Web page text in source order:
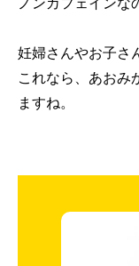
妊婦さんやお子さ
これなら、あおみ
ますね。